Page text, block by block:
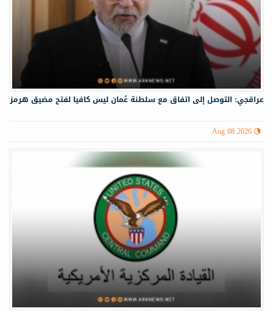
عراقجي: التوصل إلى اتفاق مع سلطنة عُمان ليس كافيا لفتح مضيق هرمز
Aug 08 2026